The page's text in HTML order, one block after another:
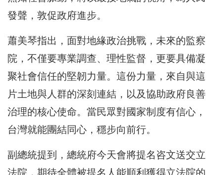
發聲，敦促政府進步。
蕭美琴指出，面對地緣政治挑戰，未來的監察
院，不僅要專業調查、理性監督，更要具備凝
聚社會信任的堅韌力量。這份力量，來自與這
片土地與人群的深刻連結，以及協助政府良善
治理的核心使命。當民眾對國家制度有信心，
台灣就能團結同心，穩步向前行。
副總統提到，總統府今天會將提名咨文送交立
法院，期待全體被提名人能順利獲得立法院的